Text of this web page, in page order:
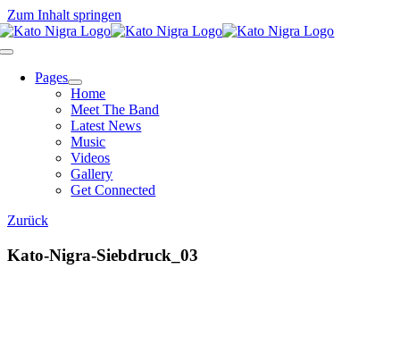
Zum Inhalt springen
Pages
Home
Meet The Band
Latest News
Music
Videos
Gallery
Get Connected
Zurück
Kato-Nigra-Siebdruck_03